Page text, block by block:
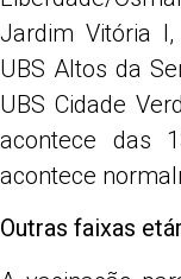
Jardim Vitória
UBS Altos da
UBS Cidade
acontece das
acontece
Outras faixas